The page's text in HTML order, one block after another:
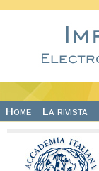
Home La rivista